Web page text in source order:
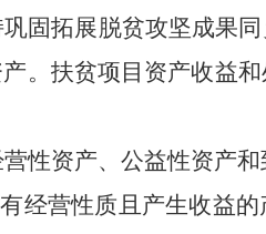
固拓展脱贫攻坚成果
。扶贫项目资产收益
性资产、公益性资产和
经营性质且产生收益